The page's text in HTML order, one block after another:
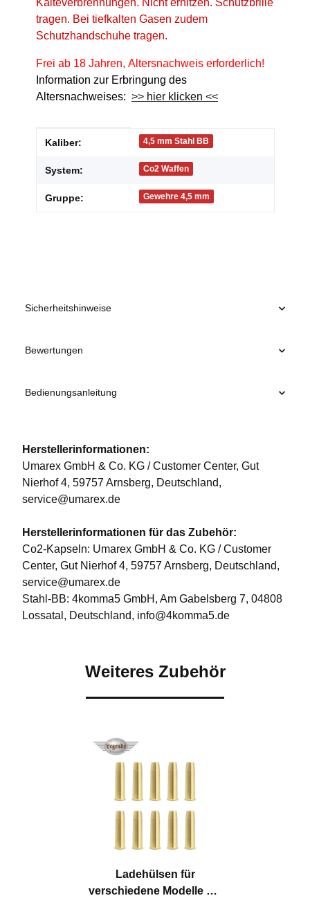
Kälteverbrennungen. Nicht erhitzen. Schutzbrille
tragen. Bei tiefkalten Gasen zudem
Schutzhandschuhe tragen.
Frei ab 18 Jahren, Altersnachweis erforderlich!
Information zur Erbringung des
Altersnachweises: >> hier klicken <<
Produkteigenschaft
Wert
Kaliber: 4,5 mm Stahl BB
System: Co2 Waffen
Gruppe: Gewehre 4,5 mm
Sicherheitshinweise
Bewertungen
Bedienungsanleitung
Herstellerinformationen:
Umarex GmbH & Co. KG / Customer Center, Gut
Nierhof 4, 59757 Arnsberg, Deutschland,
service@umarex.de
Herstellerinformationen für das Zubehör:
Co2-Kapseln: Umarex GmbH & Co. KG / Customer
Center, Gut Nierhof 4, 59757 Arnsberg, Deutschland,
service@umarex.de
Stahl-BB: 4komma5 GmbH, Am Gabelsberg 7, 04808
Lossatal, Deutschland, info@4komma5.de
Weiteres Zubehör
Ladehülsen für
verschiedene Modelle 4,5